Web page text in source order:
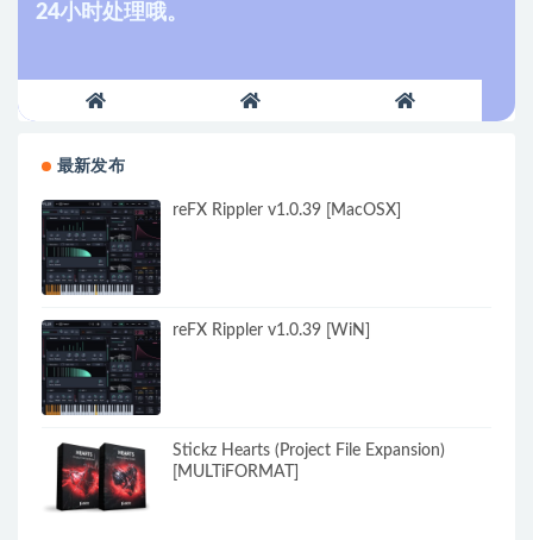
24小时处理哦。
最新发布
reFX Rippler v1.0.39 [MacOSX]
reFX Rippler v1.0.39 [WiN]
Stickz Hearts (Project File Expansion)
[MULTiFORMAT]